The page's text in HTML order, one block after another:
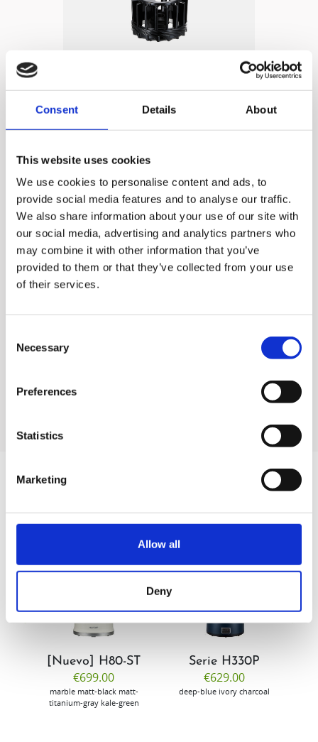
Consent Details About
This website uses cookies
We use cookies to personalise content and ads, to
provide social media features and to analyse our traffic.
We also share information about your use of our site with
our social media, advertising and analytics partners who
may combine it with other information that you’ve
provided to them or that they’ve collected from your use
of their services.
Selection
Necessary
Preferences
Statistics
Marketing
Allow all
Deny
HUROM 4
Sistema de doble
tornillo
✓ El filtro todo en uno puede
usarse con cualquier
ingrediente sin necesidad de
cambiarlo
✓ Limpieza y montaje más
VER
[Nuevo] H80-ST
€699.00
marble matt-black matt-
titanium-gray kale-green
VER
Serie H330P
€629.00
deep-blue ivory charcoal